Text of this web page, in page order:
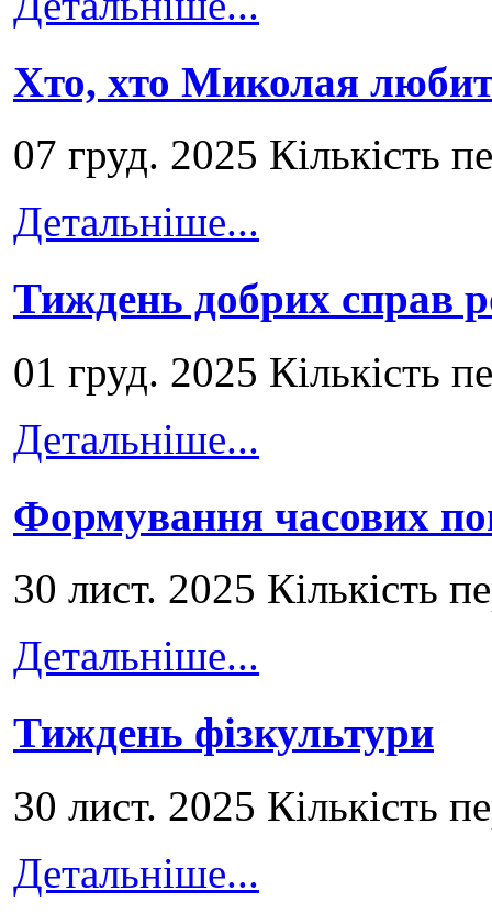
Хто, хто Миколая
07 груд. 2025 Кількість
Детальніше...
Тиждень добрих справ
01 груд. 2025 Кількість
Детальніше...
Формування часових
30 лист. 2025 Кількість
Детальніше...
Тиждень фізкультури
30 лист. 2025 Кількість
Детальніше...